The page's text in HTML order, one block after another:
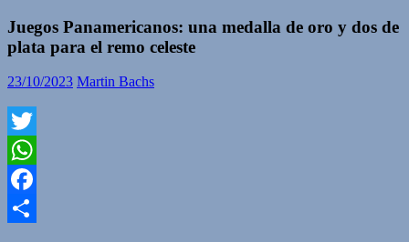
Juegos Panamericanos: una medalla de oro y dos de
plata para el remo celeste
23/10/2023 Martin Bachs
Twitter
WhatsApp
Facebook